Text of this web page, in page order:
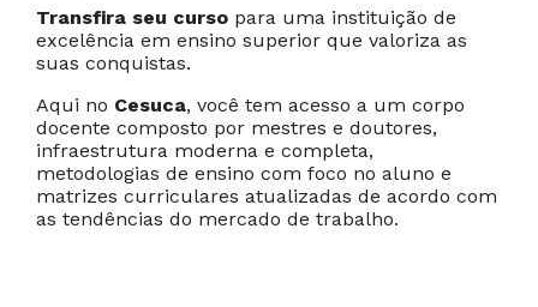
Transfira seu curso para uma instituição de
excelência em ensino superior que valoriza as
suas conquistas.
Aqui no Cesuca, você tem acesso a um corpo
docente composto por mestres e doutores,
infraestrutura moderna e completa,
metodologias de ensino com foco no aluno e
matrizes curriculares atualizadas de acordo com
as tendências do mercado de trabalho.